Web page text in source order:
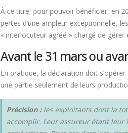
À ce titre, pour pouvoir bénéficier, en
pertes d’une ampleur exceptionnelle,
« interlocuteur agréé » chargé de gérer
Avant le 31 mars ou
En pratique, la déclaration doit s’opérer
une partie seulement de leurs
Précision :les exploitants dont la
accomplir. Leur assureur étant leur